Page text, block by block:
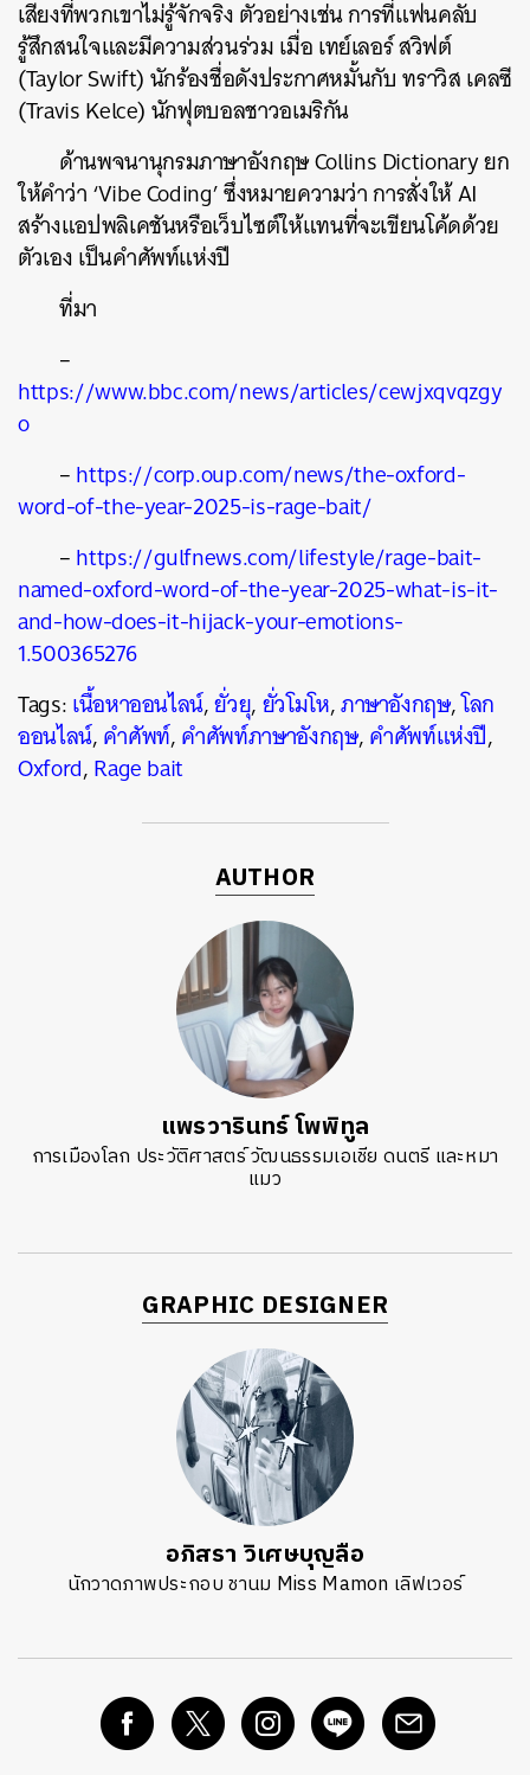
เสียงที่พวกเขาไม่รู้จักจริง ตัวอย่างเช่น การที่แฟนคลับ
รู้สึกสนใจและมีความส่วนร่วม เมื่อ เทย์เลอร์ สวิฟต์
(Taylor Swift) นักร้องชื่อดังประกาศหมั้นกับ ทราวิส เคลซี
(Travis Kelce) นักฟุตบอลชาวอเมริกัน
ด้านพจนานุกรมภาษาอังกฤษ Collins Dictionary ยก
ให้คำว่า ‘Vibe Coding’ ซึ่งหมายความว่า การสั่งให้ AI
สร้างแอปพลิเคชันหรือเว็บไซต์ให้แทนที่จะเขียนโค้ดด้วย
ตัวเอง เป็นคำศัพท์แห่งปี
ที่มา
–
https://www.bbc.com/news/articles/cewjxqvqzgy
o
–https://corp.oup.com/news/the-oxford-
word-of-the-year-2025-is-rage-bait/
–https://gulfnews.com/lifestyle/rage-bait-
named-oxford-word-of-the-year-2025-what-is-it-
and-how-does-it-hijack-your-emotions-
1.500365276
Tags:เนื้อหาออนไลน์,ยั่วยุ,ยั่วโมโห,ภาษาอังกฤษ,โลก
ออนไลน์,คำศัพท์,คำศัพท์ภาษาอังกฤษ,คำศัพท์แห่งปี,
Oxford,Rage bait
AUTHOR
แพรวารินทร์ โพพิทูล
การเมืองโลก ประวัติศาสตร์ วัฒนธรรมเอเชีย ดนตรี และหมา
แมว
GRAPHIC DESIGNER
อภิสรา วิเศษบุญลือ
นักวาดภาพประกอบ ชานม Miss Mamon เลิฟเวอร์
SHARE TWEET LINE EMAIL